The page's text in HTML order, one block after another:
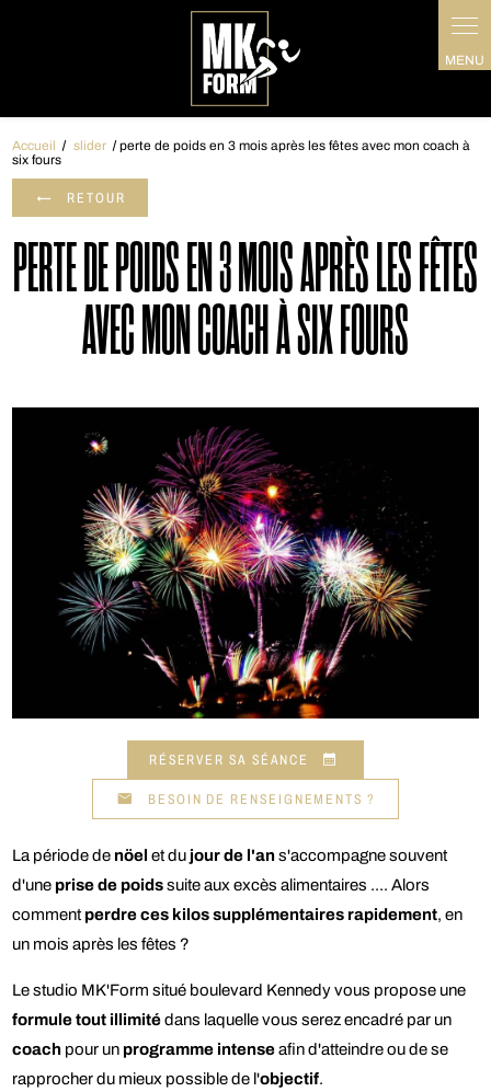
Accueil slider perte de poids en 3 mois après les fêtes avec mon coach à
six fours
RETOUR
PERTE DE POIDS EN 3 MOIS APRÈS LES FÊTES
AVEC MON COACH À SIX FOURS
RÉSERVER SA SÉANCE
BESOIN DE RENSEIGNEMENTS ?
La période denöelet dujour de l'ans'accompagne souvent
d'uneprise de poidssuite aux excès alimentaires .... Alors
commentperdre ces kilos supplémentaires rapidement, en
un mois après les fêtes ?
Le studio MK'Form situé boulevard Kennedy vous propose une
formule tout illimitédans laquelle vous serez encadré par un
coachpour unprogramme intenseafin d'atteindre ou de se
rapprocher du mieux possible de l'objectif.
Panneau de gestion des cookies